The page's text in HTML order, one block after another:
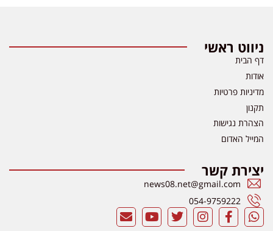
ניווט ראשי
דף הבית
אודות
מדיניות פרטיות
תקנון
הצהרת נגישות
המייל האדום
יצירת קשר
news08.net@gmail.com
054-9759222